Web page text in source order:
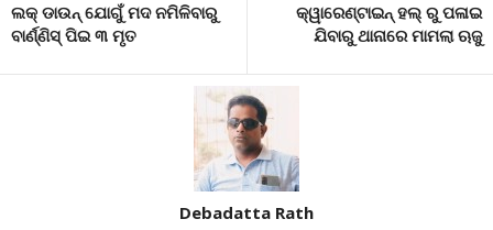
ଲକ୍ ଡାଉନ୍ ଯୋଗୁଁ ମଦ ନମିଳିବାରୁ
ବାର୍ଣ୍ଣିସ୍ ପିଇ ୩ ମୃତ
କ୍ୱାରେଣ୍ଟାଇନ୍ ହଲ୍ ରୁ ପଳାଇ
ଯିବାରୁ ଥାନାରେ ମାମଲା ଋଜୁ
Debadatta Rath